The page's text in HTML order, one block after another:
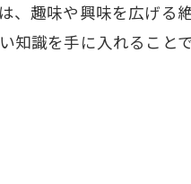
、趣味や興味を広げる
知識を手に入れること